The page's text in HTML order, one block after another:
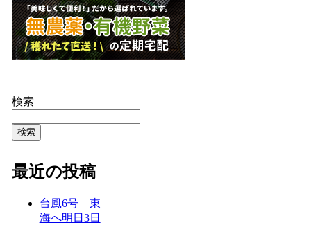
検索
検索
最近の投稿
台風6号 東
海へ明日3日